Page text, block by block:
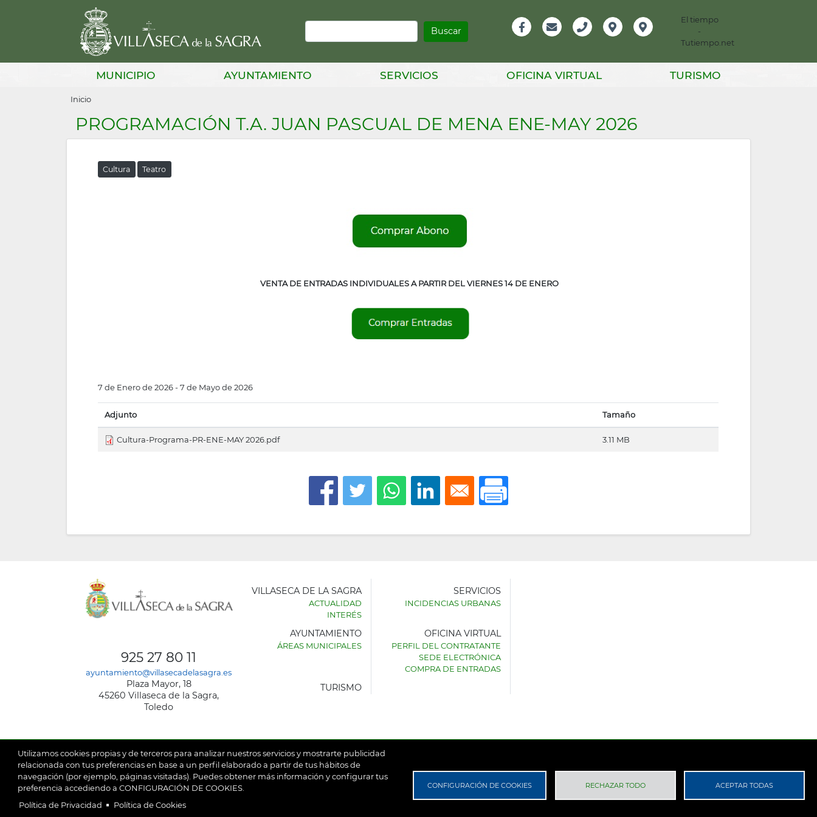
Buscar
Información
El tiempo
-
Tutiempo.net
MUNICIPIO AYUNTAMIENTO SERVICIOS OFICINA VIRTUAL TURISMO
Sobrescribir
enlaces
de
ayuda
Inicio
PROGRAMACIÓN T.A. JUAN PASCUAL DE MENA ENE-MAY 2026
Cultura Teatro
VENTA DE ENTRADAS INDIVIDUALES A PARTIR DEL VIERNES 14 DE ENERO
7 de Enero de 2026-7 de Mayo de 2026
Adjunto Tamaño
Cultura-Programa-PR-ENE-MAY 2026.pdf 3.11 MB
Utilizamos cookies propias y de terceros para analizar nuestros servicios y mostrarte publicidad
relacionada con tus preferencias en base a un perfil elaborado a partir de tus hábitos de
navegación (por ejemplo, páginas visitadas). Puedes obtener más información y configurar tus
preferencia accediendo a CONFIGURACIÓN DE COOKIES.
Política de Privacidad
Política de Cookies
CONFIGURACIÓN DE COOKIES RECHAZAR TODO ACEPTAR TODAS
925 27 80 11
ayuntamiento@villasecadelasagra.es
Plaza Mayor, 18
45260 Villaseca de la Sagra,
Toledo
AYUNTAMIENTO
VILLASECA DE LA SAGRA
ACTUALIDAD
INTERÉS
SERVICIOS
INCIDENCIAS URBANAS
AYUNTAMIENTO
ÁREAS MUNICIPALES
OFICINA VIRTUAL
PERFIL DEL CONTRATANTE
SEDE ELECTRÓNICA
COMPRA DE ENTRADAS
TURISMO
SubFooter
© 2026 Ayuntamiento de Villaseca de la Sagra Aviso Legal Política de Privacidad RGPD